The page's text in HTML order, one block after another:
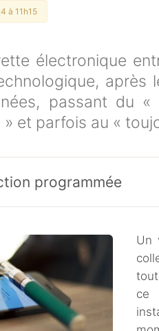
à 11h15
électronique
après
passant du
et parfois au «
programmée
Un
ce